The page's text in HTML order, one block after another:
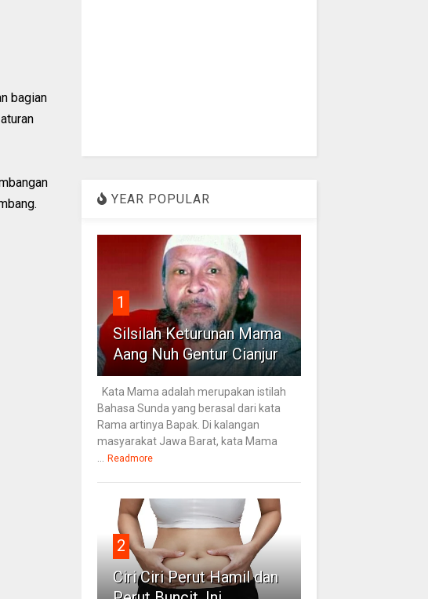
bagian
YEAR POPULAR
1
Silsilah Keturunan Mama
Aang Nuh Gentur Cianjur
Kata Mama adalah merupakan istilah
Bahasa Sunda yang berasal dari kata
Rama artinya Bapak. Di kalangan
masyarakat Jawa Barat, kata Mama
... Readmore
2
Ciri Ciri Perut Hamil dan